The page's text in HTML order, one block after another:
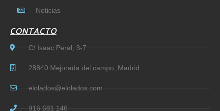
Noticias
CONTACTO
C/ Isaac Peral, 3-7
28840 Mejorada del campo, Madrid
elolados@elolados.com
916 681 146